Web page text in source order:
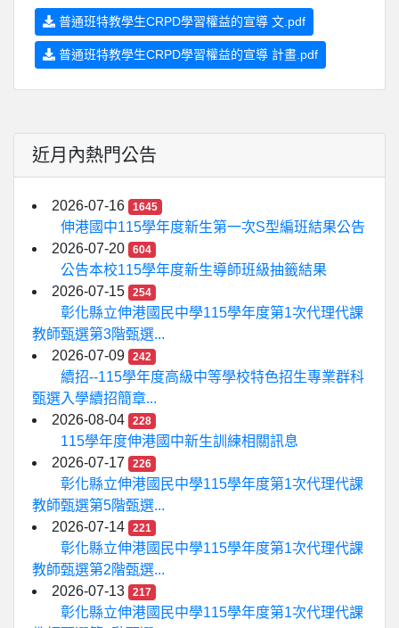
普通班特教學生CRPD學習權益的宣導 文.pdf
普通班特教學生CRPD學習權益的宣導 計畫.pdf
近月內熱門公告
2026-07-16 1645
伸港國中115學年度新生第一次S型編班結果公告
2026-07-20
604
公告本校115學年度新生導師班級抽籤結果
2026-07-15
254
彰化縣立伸港國民中學115學年度第1次代理代課
教師甄選第3階甄選...
2026-07-09
242
續招--115學年度高級中等學校特色招生專業群科
甄選入學續招簡章...
2026-08-04
228
115學年度伸港國中新生訓練相關訊息
2026-07-17
226
彰化縣立伸港國民中學115學年度第1次代理代課
教師甄選第5階甄選...
2026-07-14
221
彰化縣立伸港國民中學115學年度第1次代理代課
教師甄選第2階甄選...
2026-07-13
217
彰化縣立伸港國民中學115學年度第1次代理代課